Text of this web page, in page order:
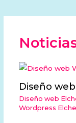
Diseño
Diseño web
Wordpress Elche